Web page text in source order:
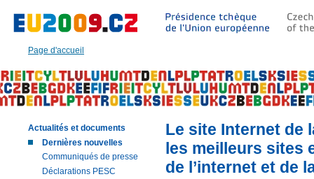
Page d'accueil
Texte
cette
page
|
Navigation
Recherche
Le site Internet de
les meilleurs sites
de l’internet et de
Actualités et documents
Dernières nouvelles
Communiqués de presse
Déclarations PESC